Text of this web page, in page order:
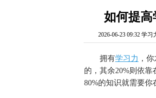
如何提高
2026-06-23 09:32 学习
拥有学习力 ，
的，其余20%则依靠
80%的知识就需要你